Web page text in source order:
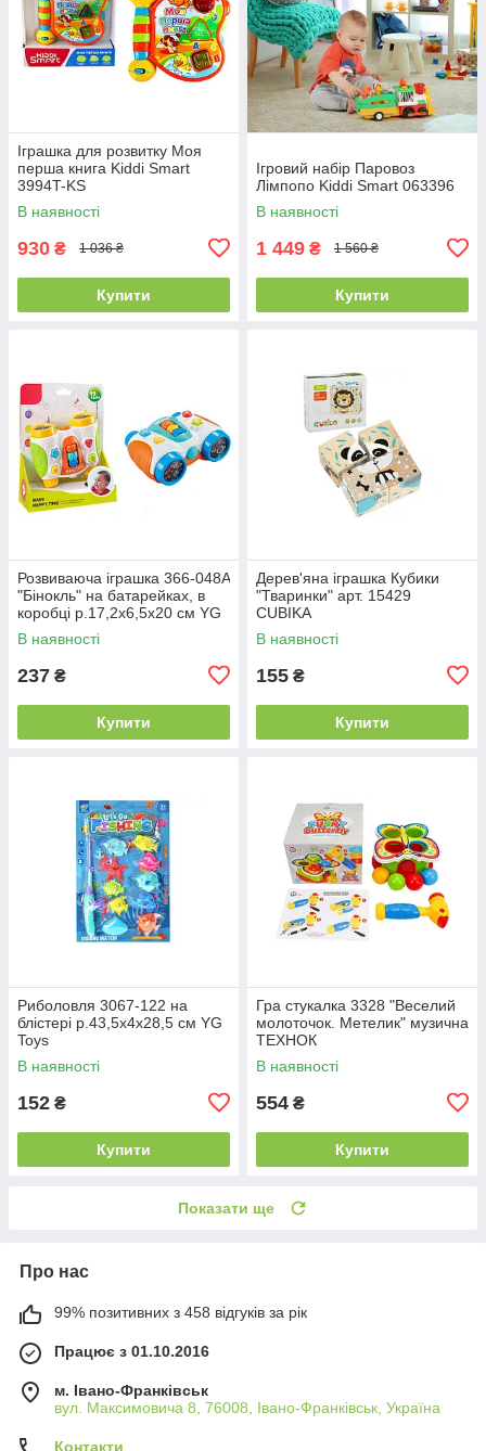
Іграшка для розвитку Моя
перша книга Kiddi Smart
3994T-KS
В наявності
930 ₴ 1 036 ₴
Купити
Ігровий набір Паровоз
Лімпопо Kiddi Smart 063396
В наявності
1 449 ₴ 1 560 ₴
Купити
Розвиваюча іграшка 366-048A
"Бінокль" на батарейках, в
коробці р.17,2x6,5x20 см YG
Toys
В наявності
237 ₴
Купити
Дерев'яна іграшка Кубики
"Тваринки" арт. 15429
CUBIKA
В наявності
155 ₴
Купити
Риболовля 3067-122 на
блістері р.43,5x4x28,5 см YG
Toys
В наявності
152 ₴
Купити
Гра стукалка 3328 "Веселий
молоточок. Метелик" музична
ТЕХНОК
В наявності
554 ₴
Купити
Показати ще
Про нас
99% позитивних з 458 відгуків за рік
Працює з 01.10.2016
м. Івано-Франківськ
вул. Максимовича 8, 76008, Івано-Франківськ, Україна
Контакти